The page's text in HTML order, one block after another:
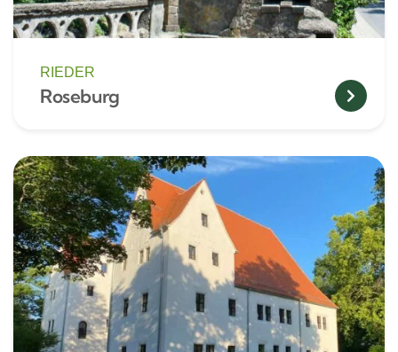
RIEDER
Roseburg